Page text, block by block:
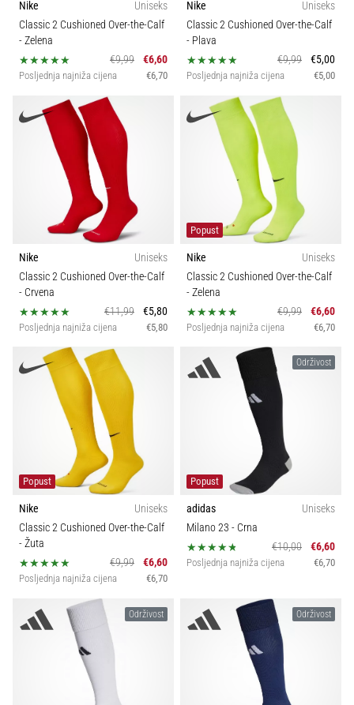
sa
službenim
dresovima
kopačkama
adidas
utakmice,
Prikaži
sve
članke
Pozicija
Sport
Održivost
Svojstva
Nike
Uniseks
Classic 2 Cushioned Over-the-Calf
- Zelena
€9,99
€6,60
Posljednja najniža cijena €6,70
Nike
Uniseks
Classic 2 Cushioned Over-the-Calf
- Plava
€9,99
€5,00
Posljednja najniža cijena €5,00
Nike
Uniseks
Classic 2 Cushioned Over-the-Calf
- Crvena
€11,99
€5,80
Posljednja najniža cijena €5,80
Popust
Nike
Uniseks
Classic 2 Cushioned Over-the-Calf
- Zelena
€9,99
€6,60
Posljednja najniža cijena €6,70
Popust
Nike
Uniseks
Classic 2 Cushioned Over-the-Calf
- Žuta
€9,99
€6,60
Posljednja najniža cijena €6,70
Održivost
Popust
adidas
Uniseks
Milano 23 - Crna
€10,00
€6,60
Posljednja najniža cijena €6,70
Održivost Održivost